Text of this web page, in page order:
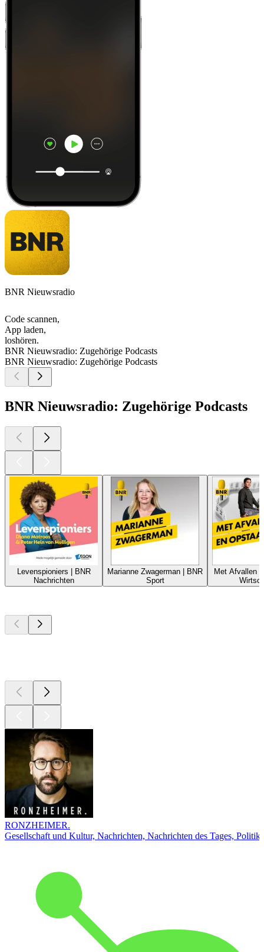
BNR Nieuwsradio
Code scannen,
App laden,
loshören.
BNR Nieuwsradio: Zugehörige Podcasts
BNR Nieuwsradio: Zugehörige Podcasts
BNR Nieuwsradio: Zugehörige Podcasts
Levenspioniers | BNR
Nachrichten
Marianne Zwagerman | BNR
Sport
Met Afvallen
RONZHEIMER.
Gesellschaft und Kultur, Nachrichten, Nachrichten des Tages, Politik